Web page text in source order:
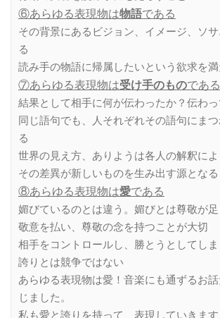
⑥あらゆる表現物は物語である
その背景にあるビジョン、イメージ、ソ
る
読み手の物語に帰属したいという欲求を
⑦あらゆる表現物は受け手のものである
結果として相手に何が伝わったか？伝わっ
同じ語句でも、人それぞれその語句にま
る
世界の見え方、ありようは各人の解釈に
その差異が新しいものを生み出す源となる
⑧あらゆる表現物は愛である
媚びているのとは違う。媚びとは尊敬が
敬意を払い、尊敬の念を持つことが大切
相手をコントロールし、勝とうとしてし
誇りとは競争ではない
あらゆる表現物は愛！音楽にも通ずるお
じました。
私も愛と誇りを持って、表現していきます